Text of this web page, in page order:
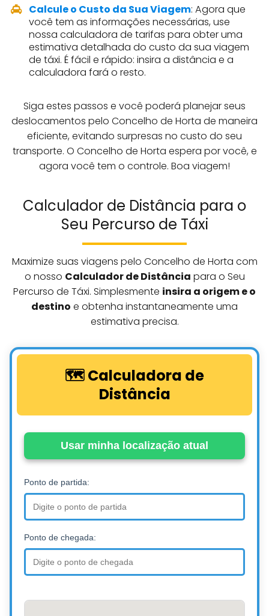
Calcule o Custo da Sua Viagem: Agora que
você tem as informações necessárias, use
nossa calculadora de tarifas para obter uma
estimativa detalhada do custo da sua viagem
de táxi. É fácil e rápido: insira a distância e a
calculadora fará o resto.
Siga estes passos e você poderá planejar seus
deslocamentos pelo Concelho de Horta de maneira
eficiente, evitando surpresas no custo do seu
transporte. O Concelho de Horta espera por você, e
agora você tem o controle. Boa viagem!
Calculador de Distância para o
Seu Percurso de Táxi
Maximize suas viagens pelo Concelho de Horta com
o nosso Calculador de Distância para o Seu
Percurso de Táxi. Simplesmente insira a origem e o
destino e obtenha instantaneamente uma
estimativa precisa.
🗺️ Calculadora de
Distância
Usar minha localização atual
Ponto de partida:
Ponto de chegada: